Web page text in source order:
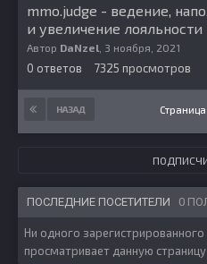
mmo.judge - ведение,
и увеличение
Автор DaNzel 3 ноября, 2021
0 ответов 7325 просмотров
НАЗАД Страница
ПОСЛЕДНИЕ ПОСЕТИТЕЛИ 0
Ни одного
просматривает данную страницу